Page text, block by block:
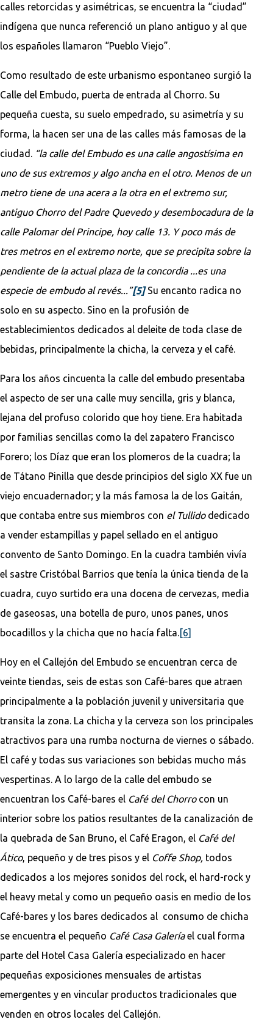
calles retorcidas y asimétricas, se encuentra la “ciudad”
indígena que nunca referenció un plano antiguo y al que
los españoles llamaron “Pueblo Viejo”.
Como resultado de este urbanismo espontaneo surgió la
Calle del Embudo, puerta de entrada al Chorro. Su
pequeña cuesta, su suelo empedrado, su asimetría y su
forma, la hacen ser una de las calles más famosas de la
ciudad. “la calle del Embudo es una calle angostísima en
uno de sus extremos y algo ancha en el otro. Menos de un
metro tiene de una acera a la otra en el extremo sur,
antiguo Chorro del Padre Quevedo y desembocadura de la
calle Palomar del Principe, hoy calle 13. Y poco más de
tres metros en el extremo norte, que se precipita sobre la
pendiente de la actual plaza de la concordia ...es una
especie de embudo al revés...”[5] Su encanto radica no
solo en su aspecto. Sino en la profusión de
establecimientos dedicados al deleite de toda clase de
bebidas, principalmente la chicha, la cerveza y el café.
Para los años cincuenta la calle del embudo presentaba
el aspecto de ser una calle muy sencilla, gris y blanca,
lejana del profuso colorido que hoy tiene. Era habitada
por familias sencillas como la del zapatero Francisco
Forero; los Díaz que eran los plomeros de la cuadra; la
de Tátano Pinilla que desde principios del siglo XX fue un
viejo encuadernador; y la más famosa la de los Gaitán,
que contaba entre sus miembros con el Tullido dedicado
a vender estampillas y papel sellado en el antiguo
convento de Santo Domingo. En la cuadra también vivía
el sastre Cristóbal Barrios que tenía la única tienda de la
cuadra, cuyo surtido era una docena de cervezas, media
de gaseosas, una botella de puro, unos panes, unos
bocadillos y la chicha que no hacía falta.[6]
Hoy en el Callejón del Embudo se encuentran cerca de
veinte tiendas, seis de estas son Café-bares que atraen
principalmente a la población juvenil y universitaria que
transita la zona. La chicha y la cerveza son los principales
atractivos para una rumba nocturna de viernes o sábado.
El café y todas sus variaciones son bebidas mucho más
vespertinas. A lo largo de la calle del embudo se
encuentran los Café-bares el Café del Chorrocon un
interior sobre los patios resultantes de la canalización de
la quebrada de San Bruno, el Café Eragon, el Café del
Ático, pequeño y de tres pisos y el Coffe Shop, todos
dedicados a los mejores sonidos del rock, el hard-rock y
el heavy metal y como un pequeño oasis en medio de los
Café-bares y los bares dedicados al consumo de chicha
se encuentra el pequeño Café Casa Galeríael cual forma
parte del Hotel Casa Galería especializado en hacer
pequeñas exposiciones mensuales de artistas
emergentes y en vincular productos tradicionales que
venden en otros locales del Callejón.